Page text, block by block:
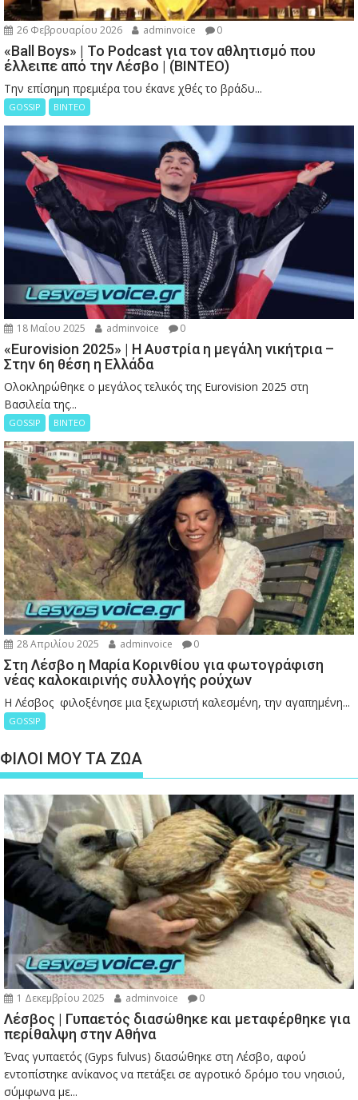
26 Φεβρουαρίου 2026 adminvoice 0
«Ball Boys» | Το Podcast για τον αθλητισμό που
έλλειπε από την Λέσβο | (ΒΙΝΤΕΟ)
Την επίσημη πρεμιέρα του έκανε χθές το βράδυ...
GOSSIP ΒΙΝΤΕΟ
18 Μαΐου 2025 adminvoice 0
«Eurovision 2025» | Η Αυστρία η μεγάλη νικήτρια –
Στην 6η θέση η Ελλάδα
Ολοκληρώθηκε ο μεγάλος τελικός της Eurovision 2025 στη
Βασιλεία της...
GOSSIP ΒΙΝΤΕΟ
28 Απριλίου 2025 adminvoice 0
Στη Λέσβο η Μαρία Κορινθίου για φωτογράφιση
νέας καλοκαιρινής συλλογής ρούχων
Η Λέσβος φιλοξένησε μια ξεχωριστή καλεσμένη, την αγαπημένη...
GOSSIP
ΦΙΛΟΙ ΜΟΥ ΤΑ ΖΩΑ
1 Δεκεμβρίου 2025 adminvoice 0
Λέσβος | Γυπαετός διασώθηκε και μεταφέρθηκε για
περίθαλψη στην Αθήνα
Ένας γυπαετός (Gyps fulvus) διασώθηκε στη Λέσβο, αφού
εντοπίστηκε ανίκανος να πετάξει σε αγροτικό δρόμο του νησιού,
σύμφωνα με...